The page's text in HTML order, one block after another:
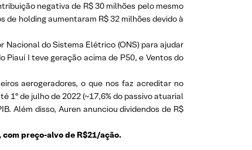
negativa de R$ 30 milhões pelo mesmo
de holding aumentaram R$ 32 milhões devido à
do Sistema Elétrico (ONS) para ajudar
Piauí I teve geração acima de P50, e Ventos do
aerogeradores, o que nos faz acreditar no
de julho de 2022 (~17,6% do passivo atuarial
Além disso, Auren anunciou dividendos de R$
preço-alvo de R$21/ação.